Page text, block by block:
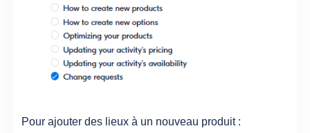
Pour ajouter des lieux à un nouveau produit :